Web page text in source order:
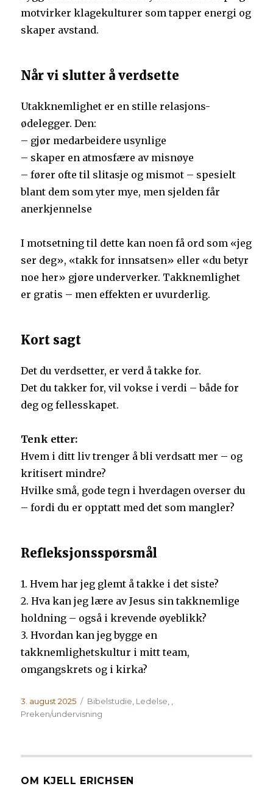
motvirker klagekulturer som tapper energi og
skaper avstand.
Når vi slutter å verdsette
Utakknemlighet er en stille relasjons-
ødelegger. Den:
– gjør medarbeidere usynlige
– skaper en atmosfære av misnøye
– fører ofte til slitasje og mismot – spesielt
blant dem som yter mye, men sjelden får
anerkjennelse
I motsetning til dette kan noen få ord som «jeg
ser deg», «takk for innsatsen» eller «du betyr
noe her» gjøre underverker. Takknemlighet
er gratis – men effekten er uvurderlig.
Kort sagt
Det du verdsetter, er verd å takke for.
Det du takker for, vil vokse i verdi – både for
deg og fellesskapet.
Tenk etter:
Hvem i ditt liv trenger å bli verd­satt mer – og
kritisert mindre?
Hvilke små, gode tegn i hverdagen overser du
– fordi du er opptatt med det som mangler?
Refleksjonsspørsmål
1. Hvem har jeg glemt å takke i det siste?
2. Hva kan jeg lære av Jesus sin takknemlige
holdning – også i krevende øyeblikk?
3. Hvordan kan jeg bygge en
takknemlighetskultur i mitt team,
omgangskrets og i kirka?
Publisert
3. august 2025 Kategorier
Bibelstudie, Ledelse, ,
Preken/undervisning
OM KJELL ERICHSEN